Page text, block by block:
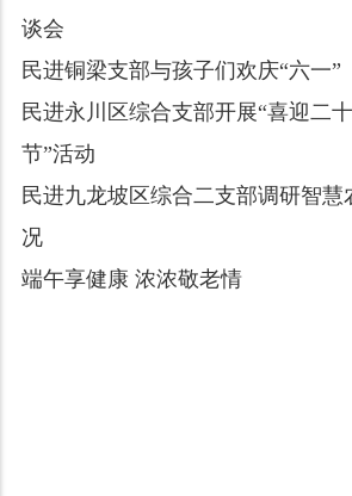
谈会
民进铜梁支部与孩子们欢庆“六一”
民进永川区综合支部开展“喜迎二
节”活动
民进九龙坡区综合二支部调研智慧
况
端午享健康 浓浓敬老情